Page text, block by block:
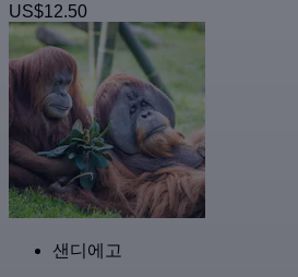
US$12.50
샌디에고